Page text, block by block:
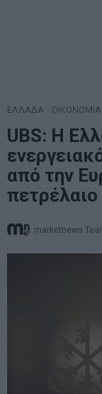
ΕΛΛΑΔΑ ΟΙΚΟΝΟΜΙΑ
UBS: Η
από την
πετρέλαιο
marketnews